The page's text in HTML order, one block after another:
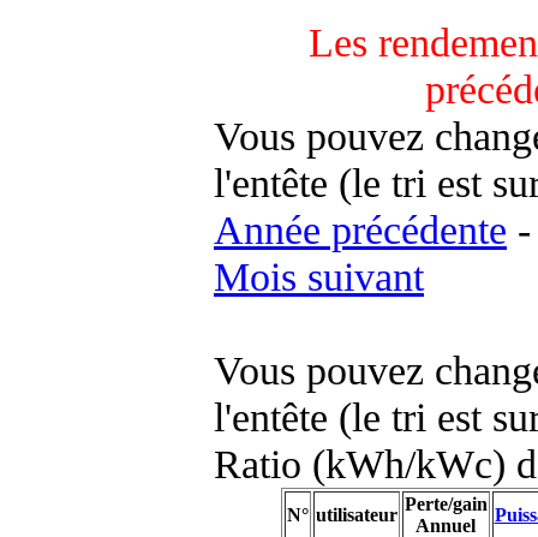
Les
Vous pouvez
l'entête (le tri est
Année précédente -
Mois suivant
Vous pouvez
l'entête (le tri est
Ratio (kWh/kWc)
N° utilisateur
Perte/gain
Annuel